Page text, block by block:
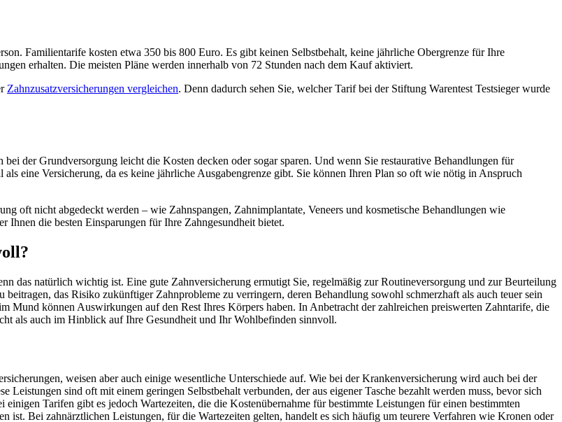
Familientarife kosten etwa 350 bis 800 Euro. Es gibt keinen Selbstbehalt, keine jährliche Obergrenze für Ihre
erhalten. Die meisten Pläne werden innerhalb von 72 Stunden nach dem Kauf aktiviert.
Zahnzusatzversicherungen vergleichen. Denn dadurch sehen Sie, welcher Tarif bei der Stiftung Warentest Testsieger wurde
der Grundversorgung leicht die Kosten decken oder sogar sparen. Und wenn Sie restaurative Behandlungen für
eine Versicherung, da es keine jährliche Ausgabengrenze gibt. Sie können Ihren Plan so oft wie nötig in Anspruch
oft nicht abgedeckt werden – wie Zahnspangen, Zahnimplantate, Veneers und kosmetische Behandlungen wie
Ihnen die besten Einsparungen für Ihre Zahngesundheit bietet.
das natürlich wichtig ist. Eine gute Zahnversicherung ermutigt Sie, regelmäßig zur Routineversorgung und zur Beurteilung
das Risiko zukünftiger Zahnprobleme zu verringern, deren Behandlung sowohl schmerzhaft als auch teuer sein
Mund können Auswirkungen auf den Rest Ihres Körpers haben. In Anbetracht der zahlreichen preiswerten Zahntarife, die
als auch im Hinblick auf Ihre Gesundheit und Ihr Wohlbefinden sinnvoll.
weisen aber auch einige wesentliche Unterschiede auf. Wie bei der Krankenversicherung wird auch bei der
Leistungen sind oft mit einem geringen Selbstbehalt verbunden, der aus eigener Tasche bezahlt werden muss, bevor sich
Tarifen gibt es jedoch Wartezeiten, die die Kostenübernahme für bestimmte Leistungen für einen bestimmten
ist. Bei zahnärztlichen Leistungen, für die Wartezeiten gelten, handelt es sich häufig um teurere Verfahren wie Kronen oder